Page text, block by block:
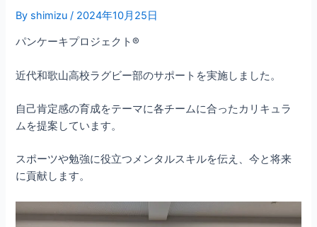
By shimizu/ 2024年10月25日
パンケーキプロジェクト®︎
近代和歌山高校ラグビー部のサポートを実施しました。
自己肯定感の育成をテーマに各チームに合ったカリキュラ
ムを提案しています。
スポーツや勉強に役立つメンタルスキルを伝え、今と将来
に貢献します。